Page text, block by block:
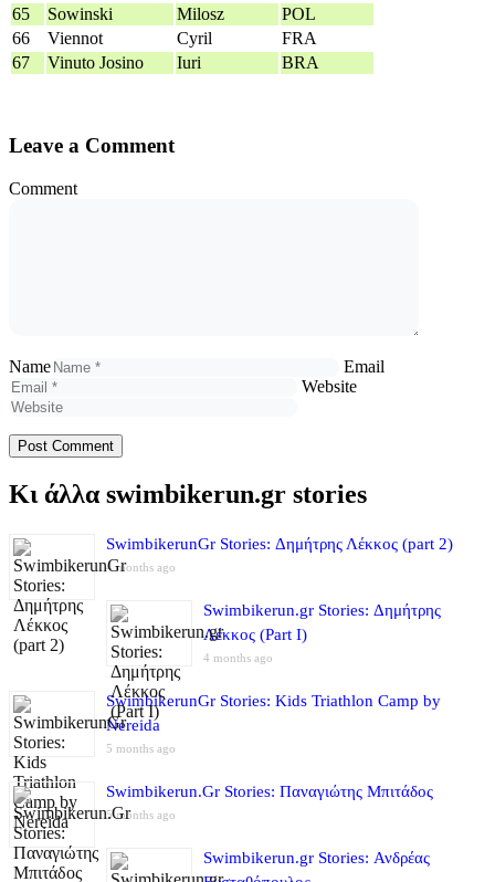
65
Sowinski Milosz
POL
66
Viennot Cyril
FRA
67
Vinuto Josino Iuri BRA
Leave a Comment
Comment
Name
Email
Website
Κι άλλα swimbikerun.gr stories
SwimbikerunGr Stories: Δημήτρης Λέκκος (part 2)
4 months ago
Swimbikerun.gr Stories: Δημήτρης
Λέκκος (Part I)
4 months ago
SwimbikerunGr Stories: Kids Triathlon Camp by
Nereida
5 months ago
Swimbikerun.Gr Stories: Παναγιώτης Μπιτάδος
5 months ago
Swimbikerun.gr Stories: Ανδρέας